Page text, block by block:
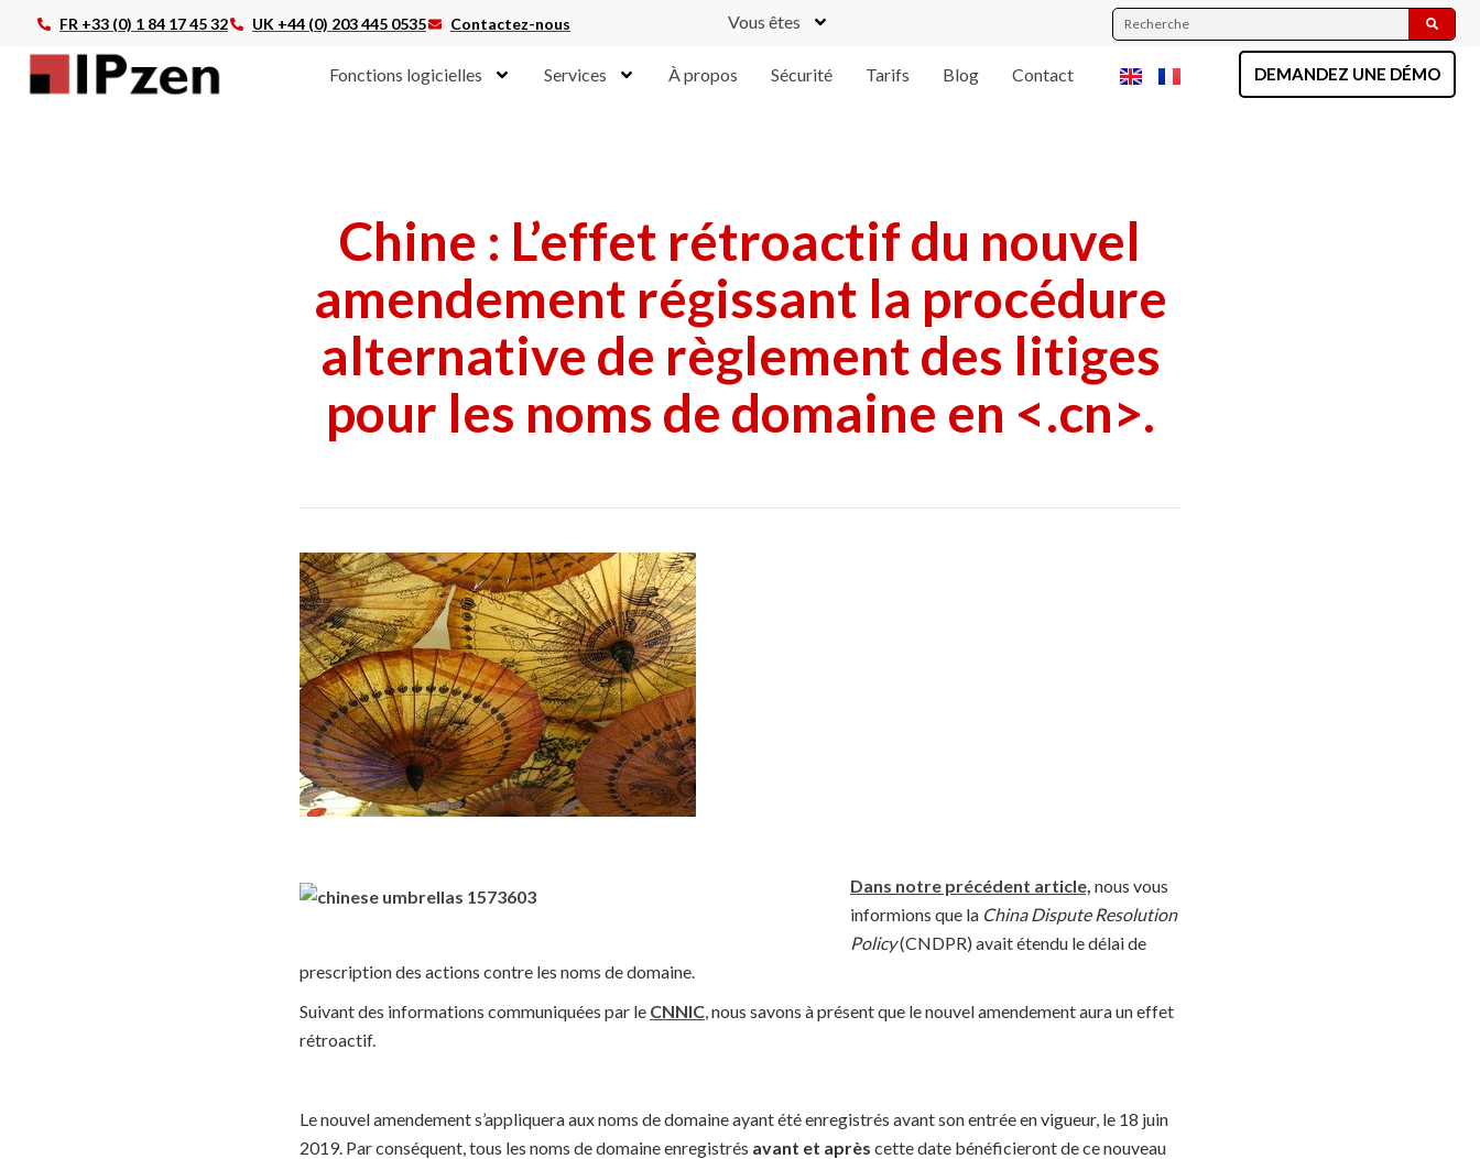
FR +33 (0) 1 84 17 45 32 UK +44 (0) 203 445 0535 Contactez-nous Vous êtes
Fonctions logicielles Services À propos Sécurité Tarifs Blog Contact DEMANDEZ UNE DÉMO
Chine : L’effet rétroactif du nouvel
amendement régissant la procédure
alternative de règlement des litiges
pour les noms de domaine en <.cn>.
Dans notre précédent article, nous vous
informions que la China Dispute Resolution
Policy(CNDPR) avait étendu le délai de
prescription des actions contre les noms de domaine.
Suivant des informations communiquées par le CNNIC, nous savons à présent que le nouvel amendement aura un effet
rétroactif.
Le nouvel amendement s’appliquera aux noms de domaine ayant été enregistrés avant son entrée en vigueur, le 18 juin
2019. Par conséquent, tous les noms de domaine enregistrés avant et après cette date bénéficieront de ce nouveau